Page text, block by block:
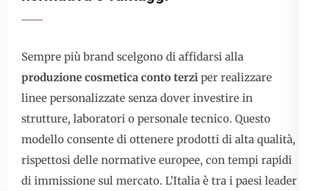
Sempre più brand scelgono di affidarsi alla
produzione cosmetica conto terzi per realizzare
linee personalizzate senza dover investire in
strutture, laboratori o personale tecnico. Questo
modello consente di ottenere prodotti di alta qualità,
rispettosi delle normative europee, con tempi rapidi
di immissione sul mercato. L’Italia è tra i paesi leader